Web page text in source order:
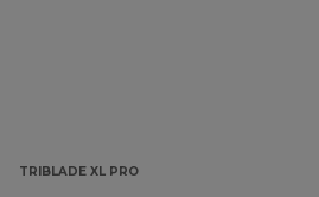
TRIBLADE XL PRO